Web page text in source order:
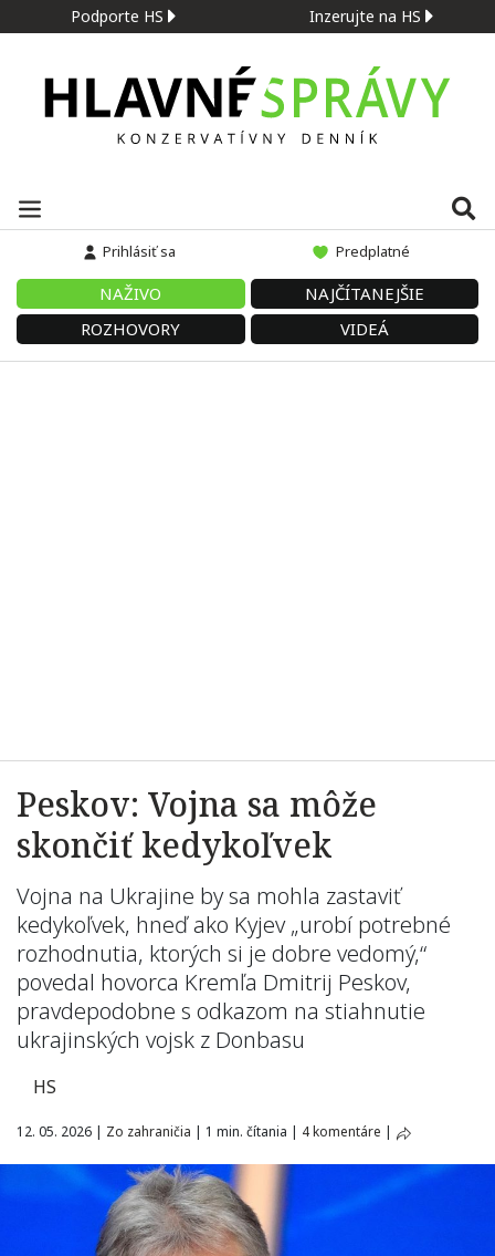
Podporte HS Inzerujte na HS
Prihlásiť sa Predplatné
NAŽIVO
NAJČÍTANEJŠIE
ROZHOVORY
VIDEÁ
Peskov: Vojna sa môže
skončiť kedykoľvek
Vojna na Ukrajine by sa mohla zastaviť
kedykoľvek, hneď ako Kyjev „urobí potrebné
rozhodnutia, ktorých si je dobre vedomý,“
povedal hovorca Kremľa Dmitrij Peskov,
pravdepodobne s odkazom na stiahnutie
ukrajinských vojsk z Donbasu
HS
12. 05. 2026 | Zo zahraničia | 1 min. čítania | 4 komentáre |